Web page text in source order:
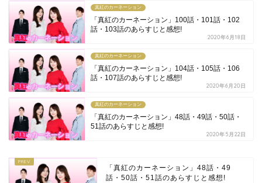
真紅のカーネーション
「真紅のカーネーション」100話・101話・102
話・103話のあらすじと感想!
2020年6月18日
真紅のカーネーション
「真紅のカーネーション」104話・105話・106
話・107話のあらすじと感想!
2020年6月20日
真紅のカーネーション
「真紅のカーネーション」48話・49話・50話・
51話のあらすじと感想!
2020年5月22日
「真紅のカーネーション」48話・49
話・50話・51話のあらすじと感想!